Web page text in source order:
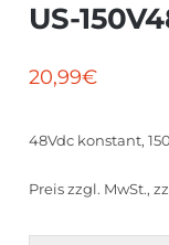
US-
20,99€
48Vdc konstant,
Preis zzgl. MwSt.,